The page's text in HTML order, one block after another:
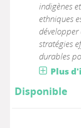
indigènes
ethniques
stratégies
durables
Plus
Disponible